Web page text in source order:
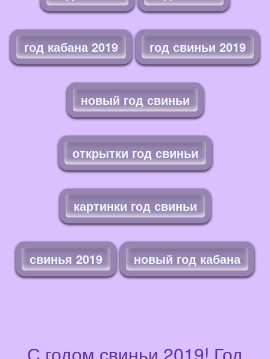
год кабана 2019 год свиньи 2019
новый год свиньи
открытки год свиньи
картинки год свиньи
свинья 2019 новый год кабана